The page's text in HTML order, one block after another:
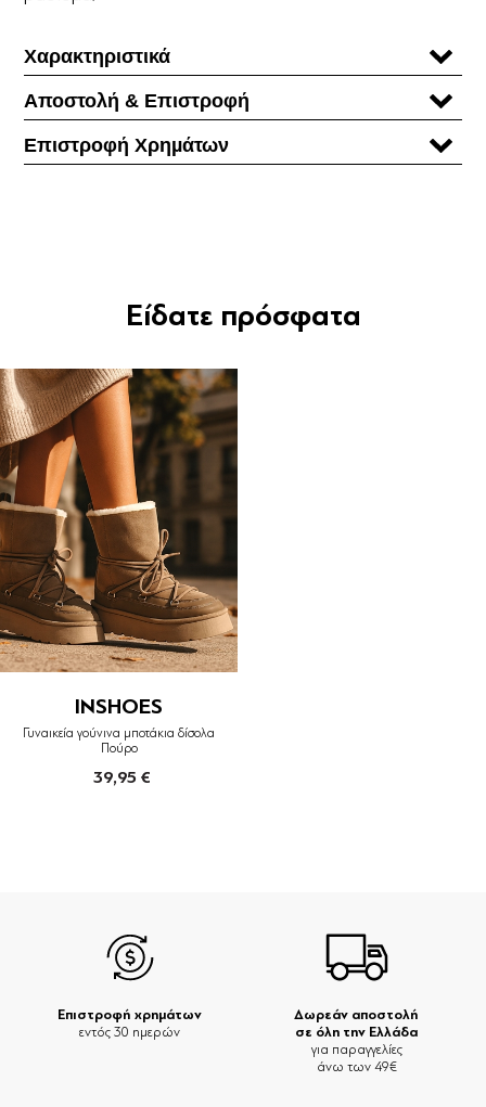
Χαρακτηριστικά
Αποστολή & Επιστροφή
Επιστροφή Χρηµάτων
Είδατε πρόσφατα
INSHOES
Γυναικεία γούνινα μποτάκια δίσολα
Πούρο
39,95 €
Δωρεάν αποστολή
σε όλη την Ελλάδα
για παραγγελίες
άνω των 49€
Επιστροφή χρημάτων
εντός 30 ημερών